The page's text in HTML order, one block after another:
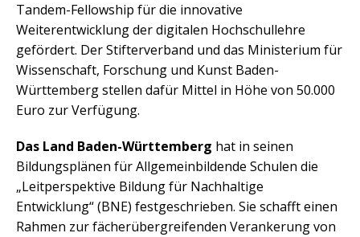
Tandem-Fellowship für die innovative
Weiterentwicklung der digitalen Hochschullehre
gefördert. Der Stifterverband und das Ministerium für
Wissenschaft, Forschung und Kunst Baden-
Württemberg stellen dafür Mittel in Höhe von 50.000
Euro zur Verfügung.
Das Land Baden-Württemberg hat in seinen
Bildungsplänen für Allgemeinbildende Schulen die
„Leitperspektive Bildung für Nachhaltige
Entwicklung“ (BNE) festgeschrieben. Sie schafft einen
Rahmen zur fächerübergreifenden Verankerung von